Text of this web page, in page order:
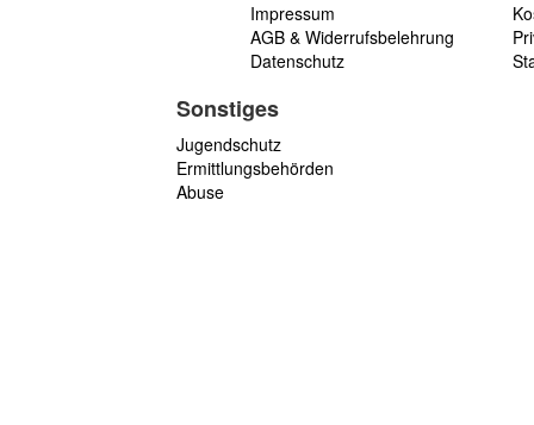
Impressum
AGB & Widerrufsbelehrung
Datenschutz
Sonstiges
Jugendschutz
Ermittlungsbehörden
Abuse